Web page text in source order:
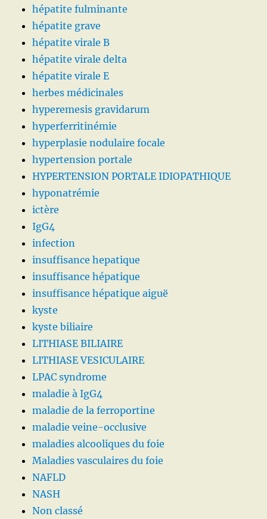
hépatite fulminante
hépatite grave
hépatite virale B
hépatite virale delta
hépatite virale E
herbes médicinales
hyperemesis gravidarum
hyperferritinémie
hyperplasie nodulaire focale
hypertension portale
HYPERTENSION PORTALE IDIOPATHIQUE
hyponatrémie
ictère
IgG4
infection
insuffisance hepatique
insuffisance hépatique
insuffisance hépatique aiguë
kyste
kyste biliaire
LITHIASE BILIAIRE
LITHIASE VESICULAIRE
LPAC syndrome
maladie à IgG4
maladie de la ferroportine
maladie veine-occlusive
maladies alcooliques du foie
Maladies vasculaires du foie
NAFLD
NASH
Non classé